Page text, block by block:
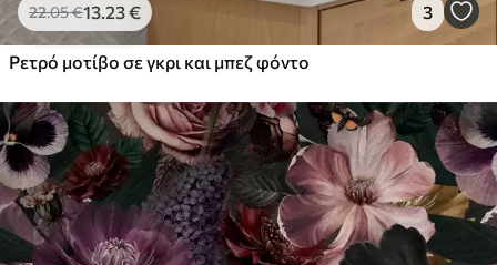
22.05€13.23€ 3
Ρετρό μοτίβο σε γκρι και μπεζ φόντο